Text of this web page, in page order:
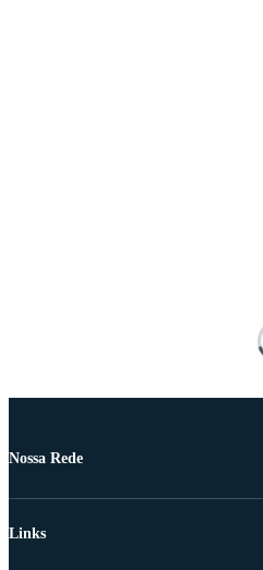
Nossa Rede
Links